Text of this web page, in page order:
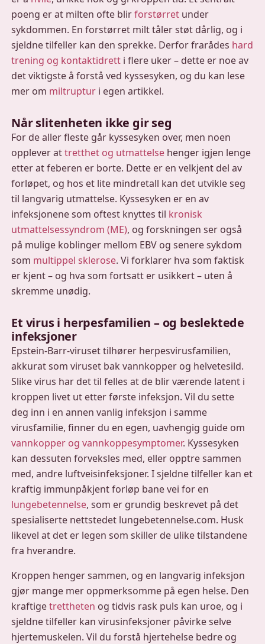
poeng er at milten ofte blirforstørret under
sykdommen. En forstørret milt tåler støt dårlig, og i
sjeldne tilfeller kan den sprekke. Derfor frarådes hard
trening og kontaktidrett i flere uker – dette er noe av
det viktigste å forstå ved kyssesyken, og du kan lese
mer om miltruptur i egen artikkel.
Når slitenheten ikke gir seg
For de aller fleste går kyssesyken over, men noen
opplever attretthet og utmattelse henger igjen lenge
etter at feberen er borte. Dette er en velkjent del av
forløpet, og hos et lite mindretall kan det utvikle seg
til langvarig utmattelse. Kyssesyken er en av
infeksjonene som oftest knyttes til kronisk
utmattelsessyndrom (ME), og forskningen ser også
på mulige koblinger mellom EBV og senere sykdom
som multippel sklerose. Vi forklarer hva som faktisk
er kjent – og hva som fortsatt er usikkert – uten å
skremme unødig.
Et virus i herpesfamilien – og beslektede
infeksjoner
Epstein-Barr-viruset tilhører herpesvirusfamilien,
akkurat som viruset bak vannkopper og helvetesild.
Slike virus har det til felles at de blir værende latent i
kroppen livet ut etter første infeksjon. Vil du sette
deg inn i en annen vanlig infeksjon i samme
virusfamilie, finner du en egen, uavhengig guide om
vannkopper og vannkoppesymptomer. Kyssesyken
kan dessuten forveksles med, eller opptre sammen
med, andre luftveisinfeksjoner. I sjeldne tilfeller kan et
kraftig immunpåkjent forløp bane vei for en
lungebetennelse, som er grundig beskrevet på det
spesialiserte nettstedet lungebetennelse.com. Husk
likevel at det er legen som skiller de ulike tilstandene
fra hverandre.
Kroppen henger sammen, og en langvarig infeksjon
gjør mange mer oppmerksomme på egen helse. Den
kraftigetrettheten og tidvis rask puls kan uroe, og i
sjeldne tilfeller kan virusinfeksjoner påvirke selve
hjertemuskelen. Vil du forstå hjertehelse bedre og